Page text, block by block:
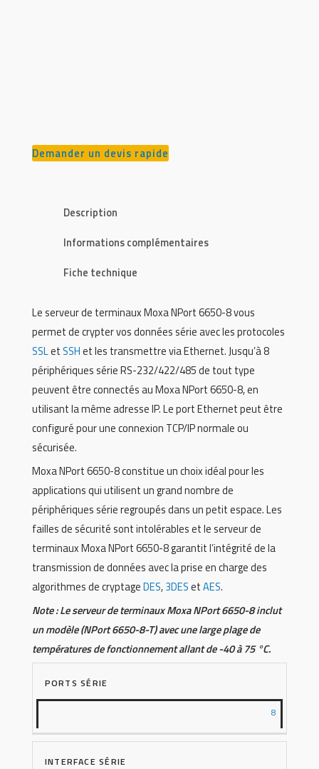
Demander un devis rapide
Description
Informations complémentaires
Fiche technique
Le serveur de terminaux Moxa NPort 6650-8 vous
permet de crypter vos données série avec les protocoles
SSLet SSHet les transmettre via Ethernet. Jusqu’à 8
périphériques série RS-232/422/485 de tout type
peuvent être connectés au Moxa NPort 6650-8, en
utilisant la même adresse IP. Le port Ethernet peut être
configuré pour une connexion TCP/IP normale ou
sécurisée.
Moxa NPort 6650-8 constitue un choix idéal pour les
applications qui utilisent un grand nombre de
périphériques série regroupés dans un petit espace. Les
failles de sécurité sont intolérables et le serveur de
terminaux Moxa NPort 6650-8 garantit l’intégrité de la
transmission de données avec la prise en charge des
algorithmes de cryptageDES,3DESetAES.
Note : Le serveur de terminaux Moxa NPort 6650-8 inclut
un modèle (NPort 6650-8-T) avec une large plage de
températures de fonctionnement allant de -40 à 75 °C.
PORTS SÉRIE
8
INTERFACE SÉRIE